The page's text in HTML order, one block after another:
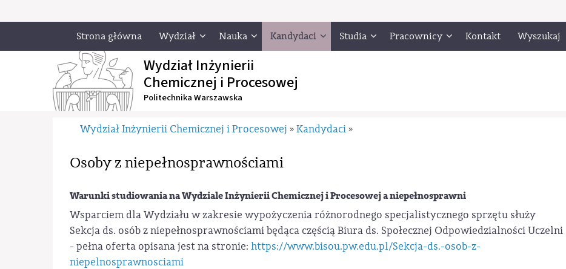
Strona główna Wydział Nauka Kandydaci Studia Pracownicy Kontakt Wyszukaj
Wydział Inżynierii
Chemicznej i Procesowej
Politechnika Warszawska
Wydział Inżynierii Chemicznej i Procesowej » Kandydaci »
Osoby z niepełnosprawnościami
Warunki studiowania na Wydziale Inżynierii Chemicznej i Procesowej a niepełnosprawni
Wsparciem dla Wydziału w zakresie wypożyczenia różnorodnego specjalistycznego sprzętu służy
Sekcja ds. osób z niepełnosprawnościami będąca częścią Biura ds. Społecznej Odpowiedzialności Uczelni
- pełna oferta opisana jest na stronie: https://www.bisou.pw.edu.pl/Sekcja-ds.-osob-z-
niepelnosprawnosciami